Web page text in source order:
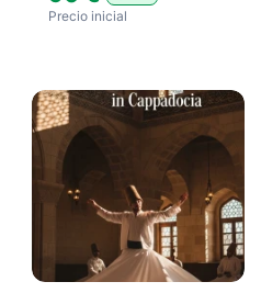
Precio inicial